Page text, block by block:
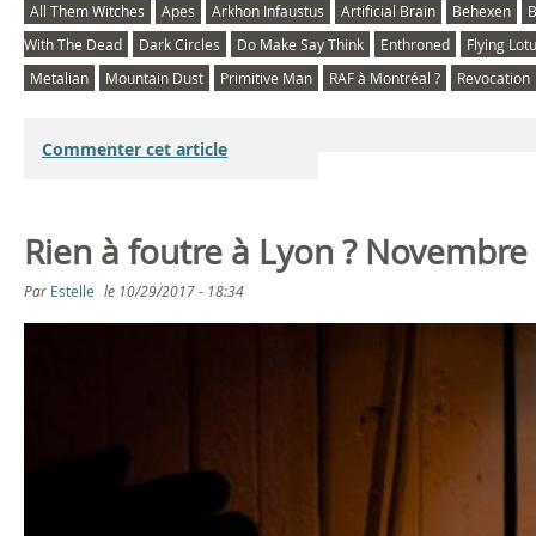
All Them Witches Apes Arkhon Infaustus Artificial Brain Behexen
With The Dead
Dark Circles Do Make Say Think Enthroned
Flying
Metalian
Mountain Dust Primitive Man RAF à Montréal ? Revocation
Commenter cet article
Rien à foutre à Lyon ?
Par Estelle le 10/29/2017 - 18:34